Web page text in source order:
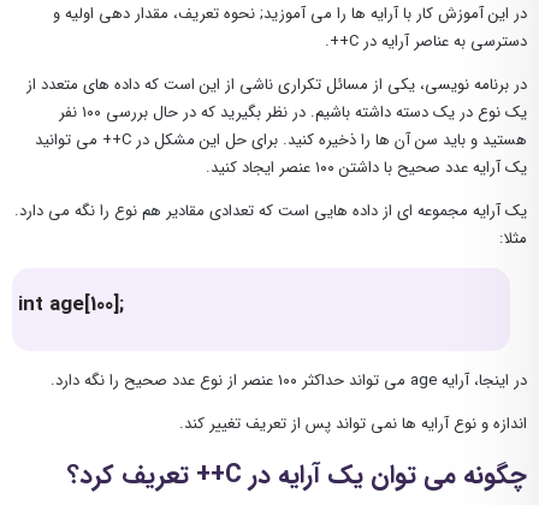
در این آموزش کار با آرایه ها را می آموزید; نحوه تعریف، مقدار دهی اولیه و
دسترسی به عناصر آرایه در C++.
در برنامه نویسی، یکی از مسائل تکراری ناشی از این است که داده های متعدد از
یک نوع در یک دسته داشته باشیم. در نظر بگیرید که در حال بررسی ۱۰۰ نفر
هستید و باید سن آن ها را ذخیره کنید. برای حل این مشکل در C++ می توانید
یک آرایه عدد صحیح با داشتن ۱۰۰ عنصر ایجاد کنید.
یک آرایه مجموعه ای از داده هایی است که تعدادی مقادیر هم نوع را نگه می دارد.
مثلا:
int age[100];
در اینجا، آرایه age می تواند حداکثر ۱۰۰ عنصر از نوع عدد صحیح را نگه دارد.
اندازه و نوع آرایه ها نمی تواند پس از تعریف تغییر کند.
چگونه می توان یک آرایه در C++ تعریف کرد؟